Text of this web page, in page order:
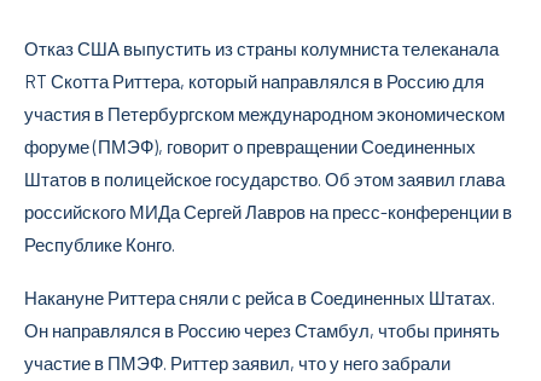
Отказ США выпустить из страны колумниста телеканала
RT Скотта Риттера, который направлялся в Россию для
участия в Петербургском международном экономическом
форуме (ПМЭФ), говорит о превращении Соединенных
Штатов в полицейское государство. Об этом заявил глава
российского МИДа Сергей Лавров на пресс-конференции в
Республике Конго.
Накануне Риттера сняли с рейса в Соединенных Штатах.
Он направлялся в Россию через Стамбул, чтобы принять
участие в ПМЭФ. Риттер заявил, что у него забрали